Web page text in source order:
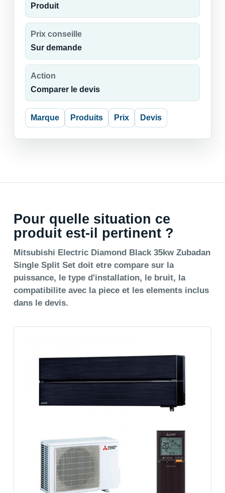
Produit
Prix conseille
Sur demande
Action
Comparer le devis
Marque Produits Prix Devis
Pour quelle situation ce
produit est-il pertinent ?
Mitsubishi Electric Diamond Black 35kw Zubadan
Single Split Set doit etre compare sur la
puissance, le type d'installation, le bruit, la
compatibilite avec la piece et les elements inclus
dans le devis.